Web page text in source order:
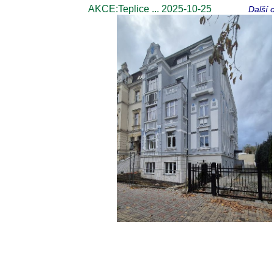
AKCE:Teplice ... 2025-10-25 Další